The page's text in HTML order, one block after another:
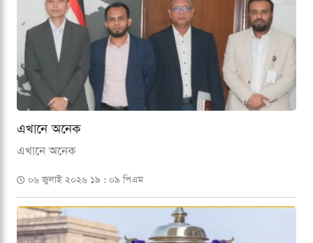
এখানে অনেক
এখানে অনেক
০৬ জুলাই ২০২৬ ১৯ : ০৯ পিএম